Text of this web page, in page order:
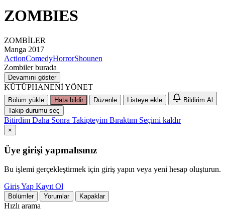
ZOMBIES
ZOMBİLER
Manga 2017
ActionComedyHorrorShounen
Zombiler burada
Devamını göster
KÜTÜPHANENİ YÖNET
Bölüm yükle Hata bildir Düzenle Listeye ekle
Bildirim Al
Takip durumu seç
Bitirdim Daha Sonra Takipteyim Bıraktım Seçimi kaldır
×
Üye girişi yapmalısınız
Bu işlemi gerçekleştirmek için giriş yapın veya yeni hesap oluşturun.
Giriş Yap Kayıt Ol
Bölümler Yorumlar Kapaklar
Hızlı arama